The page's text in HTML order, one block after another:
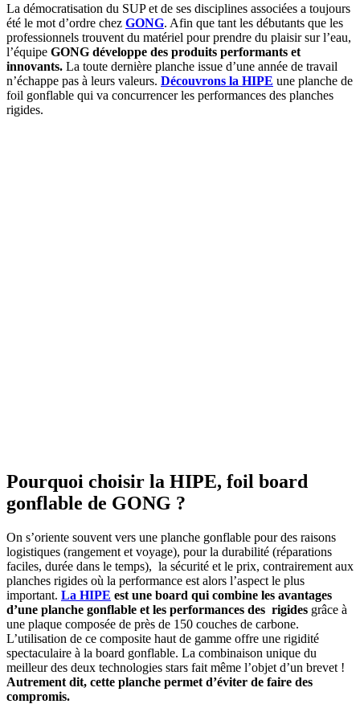
La démocratisation du SUP et de ses disciplines associées a toujours
été le mot d’ordre chez GONG. Afin que tant les débutants que les
professionnels trouvent du matériel pour prendre du plaisir sur l’eau,
l’équipe GONG développe des produits performants et
innovants. La toute dernière planche issue d’une année de travail
n’échappe pas à leurs valeurs. Découvrons la HIPE une planche de
foil gonflable qui va concurrencer les performances des planches
rigides.
Pourquoi choisir la HIPE, foil board
gonflable de GONG ?
On s’oriente souvent vers une planche gonflable pour des raisons
logistiques (rangement et voyage), pour la durabilité (réparations
faciles, durée dans le temps), la sécurité et le prix, contrairement aux
planches rigides où la performance est alors l’aspect le plus
important. La HIPE est une board qui combine les avantages
d’une planche gonflable et les performances des rigides grâce à
une plaque composée de près de 150 couches de carbone.
L’utilisation de ce composite haut de gamme offre une rigidité
spectaculaire à la board gonflable. La combinaison unique du
meilleur des deux technologies stars fait même l’objet d’un brevet !
Autrement dit, cette planche permet d’éviter de faire des
compromis.